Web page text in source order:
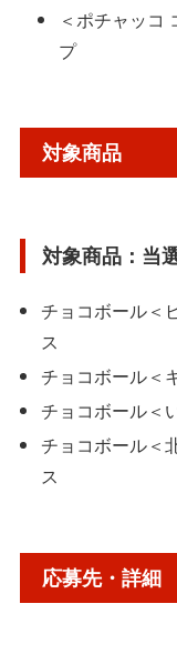
＜ポチャッコ
プ
対象商品
対象商品：当
チョコボール＜
ス
チョコボール＜
チョコボール＜
チョコボール＜
ス
応募先・詳細